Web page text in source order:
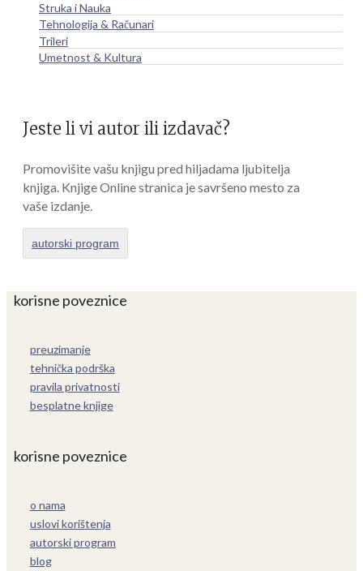
Struka i Nauka
Tehnologija & Računari
Trileri
Umetnost & Kultura
Jeste li vi autor ili izdavač?
Promovišite vašu knjigu pred hiljadama ljubitelja
knjiga. Knjige Online stranica je savršeno mesto za
vaše izdanje.
autorski program
korisne poveznice
preuzimanje
tehnička podrška
pravila privatnosti
besplatne knjige
korisne poveznice
o nama
uslovi korištenja
autorski program
blog